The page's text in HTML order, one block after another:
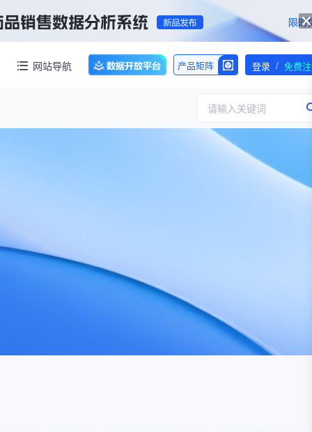
网站导航 产品矩阵 登录 / 免费
临床研究
交易并购
件
请输入关键词